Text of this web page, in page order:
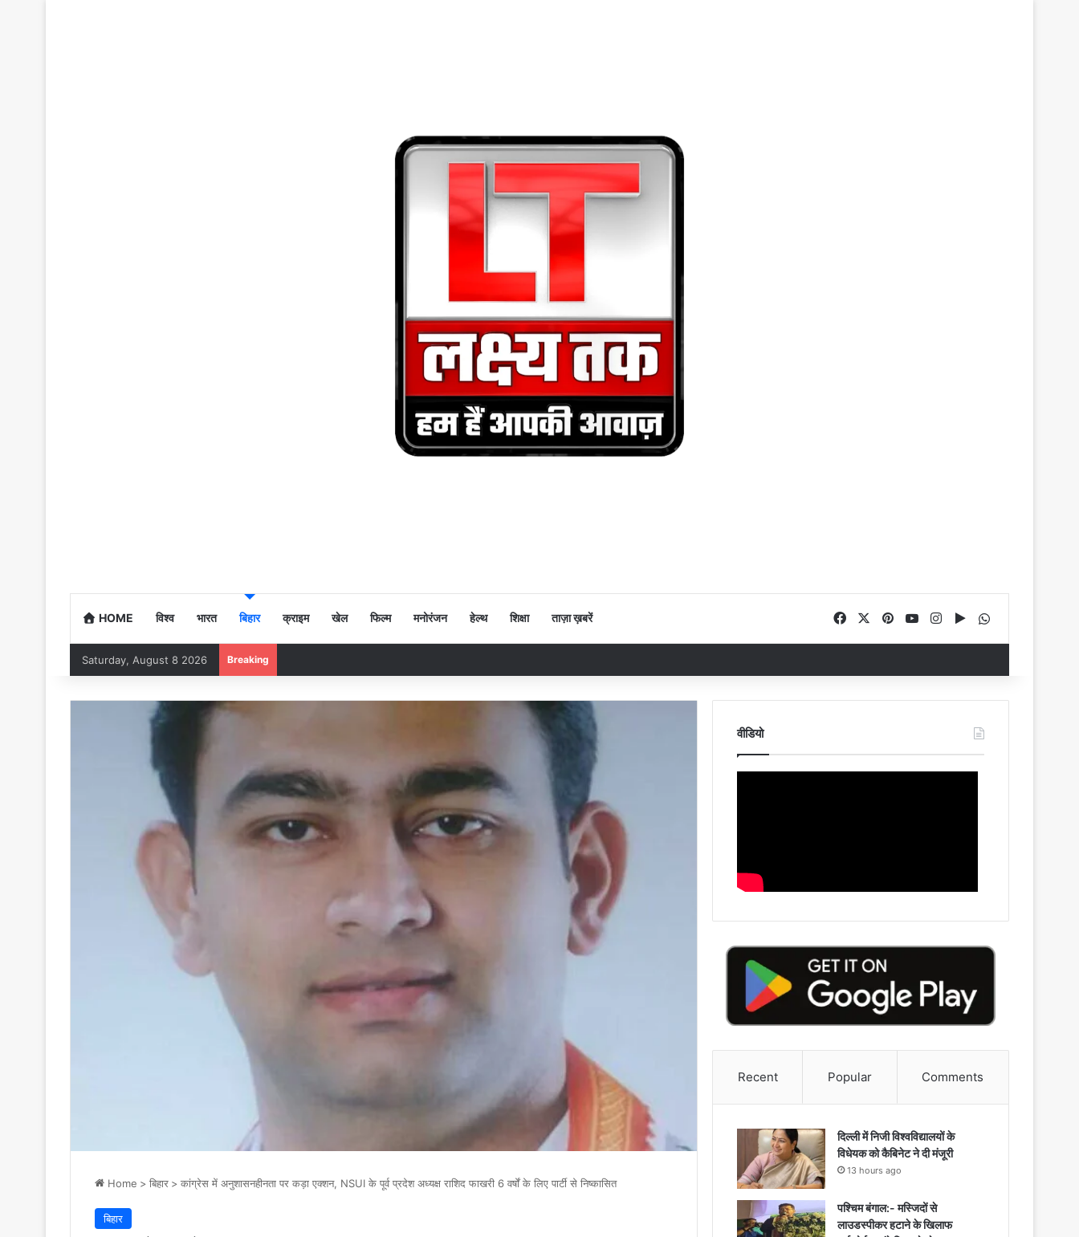
HOME विश्व भारत बिहार क्राइम खेल फिल्म मनोरंजन हेल्थ शिक्षा ताज़ा ख़बरें FacebookPinterestYouTubeInstagram
Google Play
Saturday, August 8 2026 Breaking
Home > बिहार > कांग्रेस में अनुशासनहीनता पर कड़ा एक्शन, NSUI के पूर्व प्रदेश अध्यक्ष राशिद फाखरी 6 वर्षों के लिए पार्टी से निष्कासित
बिहार
वीडियो
Recent Popular Comments
दिल्ली में निजी विश्वविद्यालयों के
विधेयक को कैबिनेट ने दी मंजूरी
13 hours ago
पश्चिम बंगाल:- मस्जिदों से
लाउडस्पीकर हटाने के खिलाफ